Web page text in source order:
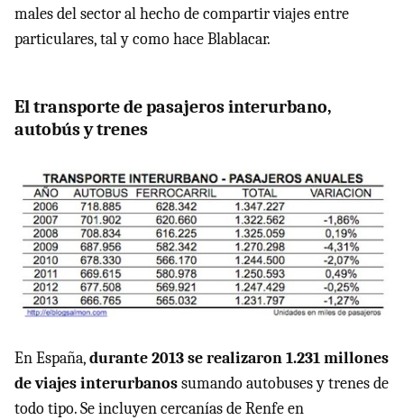
males del sector al hecho de compartir viajes entre
particulares, tal y como hace Blablacar.
El transporte de pasajeros interurbano,
autobús y trenes
En España,durante 2013 se realizaron 1.231 millones
de viajes interurbanossumando autobuses y trenes de
todo tipo. Se incluyen cercanías de Renfe en